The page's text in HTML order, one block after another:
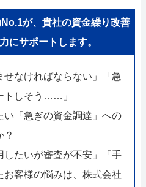
が、貴社の資金繰り改善
にサポートします。
せなければならない」「急
トしそう……」
い「急ぎの資金調達」への
？
したいが審査が不安」「手
客様の悩みは、株式会社